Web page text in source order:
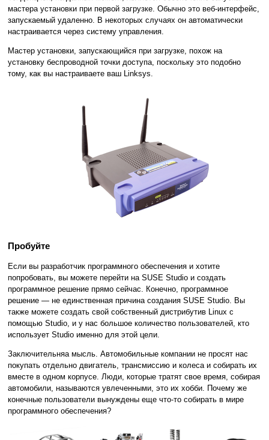
мастера установки при первой загрузке. Обычно это веб-интерфейс,
запускаемый удаленно. В некоторых случаях он автоматически
настраивается через систему управления.
Мастер установки, запускающийся при загрузке, похож на
установку беспроводной точки доступа, поскольку это подобно
тому, как вы настраиваете ваш Linksys.
Пробуйте
Если вы разработчик программного обеспечения и хотите
попробовать, вы можете перейти на SUSE Studio и создать
программное решение прямо сейчас. Конечно, программное
решение — не единственная причина создания SUSE Studio. Вы
также можете создать свой собственный дистрибутив Linux с
помощью Studio, и у нас большое количество пользователей, кто
использует Studio именно для этой цели.
Заключительняа мысль. Автомобильные компании не просят нас
покупать отдельно двигатель, трансмиссию и колеса и собирать их
вместе в одном корпусе. Люди, которые тратят свое время, собирая
автомобили, называются увлеченными, это их хобби. Почему же
конечные пользователи вынуждены еще что-то собирать в мире
программного обеспечения?